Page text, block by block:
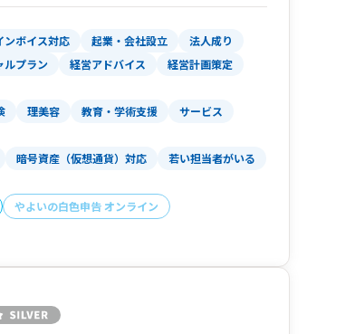
ンボイス対応 起業・会社設立
法人成り
ルプラン 経営アドバイス
経営計画策定
理美容 教育・学術支援
サービス
暗号資産（仮想通貨）対応
若い担当者がいる
やよいの白色申告 オンライン